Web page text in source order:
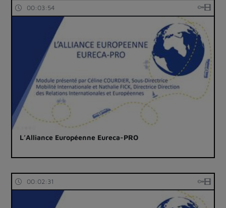
00:03:54
L’Alliance Européenne Eureca-PRO
00:02:31